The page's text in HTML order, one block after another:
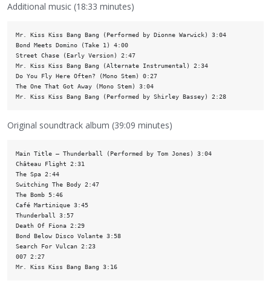
Additional music (18:33 minutes)
Mr. Kiss Kiss Bang Bang (Performed by Dionne Warwick) 3:04
Bond Meets Domino (Take 1) 4:00
Street Chase (Early Version) 2:47
Mr. Kiss Kiss Bang Bang (Alternate Instrumental) 2:34
Do You Fly Here Often? (Mono Stem) 0:27
The One That Got Away (Mono Stem) 3:04
Original soundtrack album (39:09 minutes)
Main Title – Thunderball (Performed by Tom Jones) 3:04
Château Flight 2:31
The Spa 2:44
Switching The Body 2:47
The Bomb 5:46
Café Martinique 3:45
Thunderball 3:57
Death Of Fiona 2:29
Bond Below Disco Volante 3:58
Search For Vulcan 2:23
007 2:27